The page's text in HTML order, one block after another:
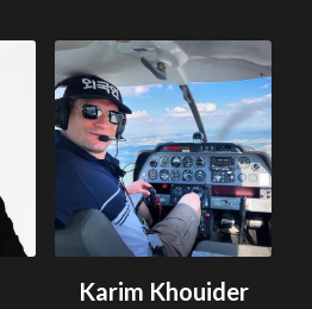
Karim Khouider